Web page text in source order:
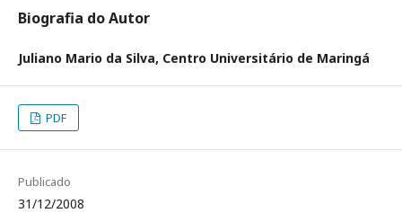
Biografia do Autor
Juliano Mario da Silva, Centro Universitário de Maringá
PDF
Publicado
31/12/2008